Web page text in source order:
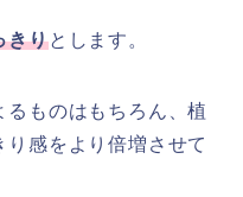
きりとします。
るものはもちろん、植
感をより倍増させて